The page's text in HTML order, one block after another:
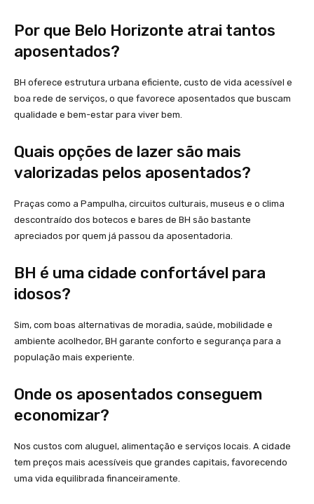
Por que Belo Horizonte atrai tantos
aposentados?
BH oferece estrutura urbana eficiente, custo de vida acessível e
boa rede de serviços, o que favorece aposentados que buscam
qualidade e bem-estar para viver bem.
Quais opções de lazer são mais
valorizadas pelos aposentados?
Praças como a Pampulha, circuitos culturais, museus e o clima
descontraído dos botecos e bares de BH são bastante
apreciados por quem já passou da aposentadoria.
BH é uma cidade confortável para
idosos?
Sim, com boas alternativas de moradia, saúde, mobilidade e
ambiente acolhedor, BH garante conforto e segurança para a
população mais experiente.
Onde os aposentados conseguem
economizar?
Nos custos com aluguel, alimentação e serviços locais. A cidade
tem preços mais acessíveis que grandes capitais, favorecendo
uma vida equilibrada financeiramente.